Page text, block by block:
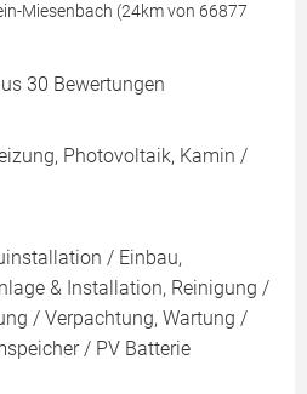
Miesenbach (24km von 66877
30 Bewertungen
Photovoltaik, Kamin /
/ Einbau,
& Installation, Reinigung /
/ Verpachtung, Wartung /
/ PV Batterie